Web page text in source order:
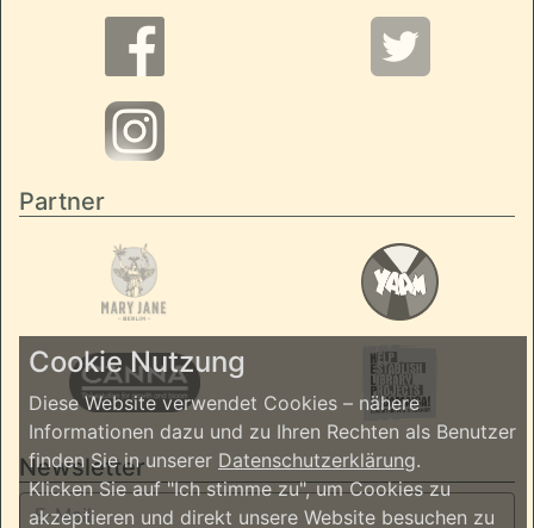
Partner
Newsletter
Cookie Nutzung
Diese Website verwendet Cookies – nähere
Informationen dazu und zu Ihren Rechten als Benutzer
finden Sie in unserer Datenschutzerklärung.
Klicken Sie auf "Ich stimme zu", um Cookies zu
akzeptieren und direkt unsere Website besuchen zu